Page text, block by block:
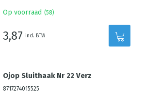
Op voorraad (58)
3,87 incl. BTW
Ojop Sluithaak Nr 22 Verz
8717274015525